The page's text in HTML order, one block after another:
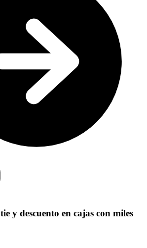
y descuento en cajas con miles